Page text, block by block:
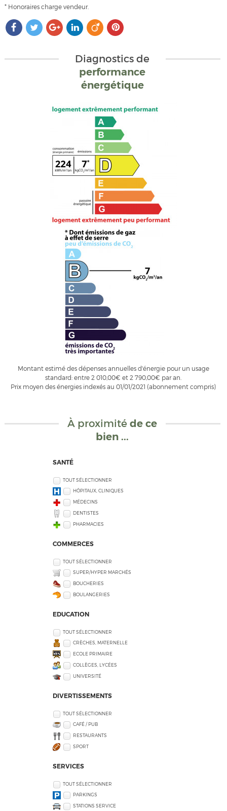
* Honoraires charge vendeur.
Diagnostics de
performance
énergétique
Montant estimé des dépenses annuelles d'énergie pour un usage
standard: entre 2 010,00€ et 2 790,00€ par an.
Prix moyen des énergies indexés au 01/01/2021 (abonnement compris)
À proximitéde ce
bien ...
SANTÉ
TOUT SÉLECTIONNER
HÔPITAUX, CLINIQUES
MÉDECINS
DENTISTES
PHARMACIES
COMMERCES
TOUT SÉLECTIONNER
SUPER/HYPER MARCHÉS
BOUCHERIES
BOULANGERIES
EDUCATION
TOUT SÉLECTIONNER
CRÈCHES, MATERNELLE
ECOLE PRIMAIRE
COLLÈGES, LYCÉES
UNIVERSITÉ
DIVERTISSEMENTS
TOUT SÉLECTIONNER
CAFÉ / PUB
RESTAURANTS
SPORT
SERVICES
TOUT SÉLECTIONNER
PARKINGS
STATIONS SERVICE